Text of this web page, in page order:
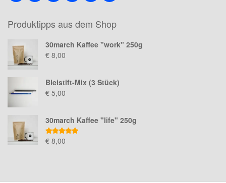
Produktipps aus dem Shop
30march Kaffee "work" 250g
€ 8,00
Bleistift-Mix (3 Stück)
€ 5,00
30march Kaffee "life" 250g
Bewertet mit
5.00von 5
€ 8,00